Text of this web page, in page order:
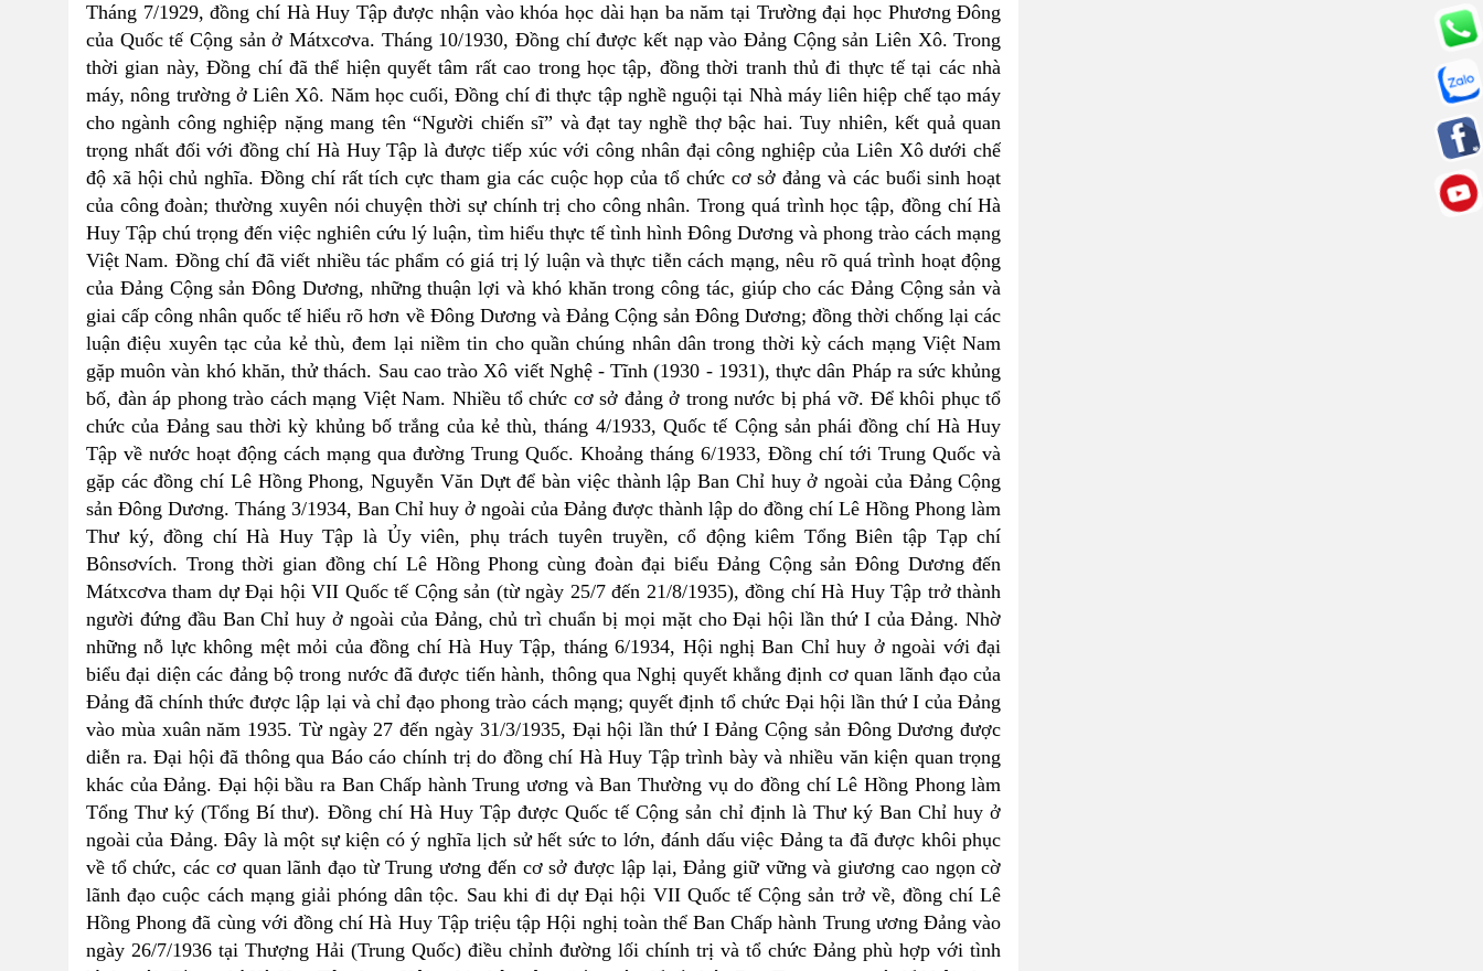
Tháng 7/1929, đồng chí Hà Huy Tập được nhận vào khóa học dài hạn ba năm tại Trường đại học Phương Đông
của Quốc tế Cộng sản ở Mátxcơva. Tháng 10/1930, Đồng chí được kết nạp vào Đảng Cộng sản Liên Xô. Trong
thời gian này, Đồng chí đã thể hiện quyết tâm rất cao trong học tập, đồng thời tranh thủ đi thực tế tại các nhà
máy, nông trường ở Liên Xô. Năm học cuối, Đồng chí đi thực tập nghề nguội tại Nhà máy liên hiệp chế tạo máy
cho ngành công nghiệp nặng mang tên “Người chiến sĩ” và đạt tay nghề thợ bậc hai. Tuy nhiên, kết quả quan
trọng nhất đối với đồng chí Hà Huy Tập là được tiếp xúc với công nhân đại công nghiệp của Liên Xô dưới chế
độ xã hội chủ nghĩa. Đồng chí rất tích cực tham gia các cuộc họp của tổ chức cơ sở đảng và các buổi sinh hoạt
của công đoàn; thường xuyên nói chuyện thời sự chính trị cho công nhân. Trong quá trình học tập, đồng chí Hà
Huy Tập chú trọng đến việc nghiên cứu lý luận, tìm hiểu thực tế tình hình Đông Dương và phong trào cách mạng
Việt Nam. Đồng chí đã viết nhiều tác phẩm có giá trị lý luận và thực tiễn cách mạng, nêu rõ quá trình hoạt động
của Đảng Cộng sản Đông Dương, những thuận lợi và khó khăn trong công tác, giúp cho các Đảng Cộng sản và
giai cấp công nhân quốc tế hiểu rõ hơn về Đông Dương và Đảng Cộng sản Đông Dương; đồng thời chống lại các
luận điệu xuyên tạc của kẻ thù, đem lại niềm tin cho quần chúng nhân dân trong thời kỳ cách mạng Việt Nam
gặp muôn vàn khó khăn, thử thách. Sau cao trào Xô viết Nghệ - Tĩnh (1930 - 1931), thực dân Pháp ra sức khủng
bố, đàn áp phong trào cách mạng Việt Nam. Nhiều tổ chức cơ sở đảng ở trong nước bị phá vỡ. Để khôi phục tổ
chức của Đảng sau thời kỳ khủng bố trắng của kẻ thù, tháng 4/1933, Quốc tế Cộng sản phái đồng chí Hà Huy
Tập về nước hoạt động cách mạng qua đường Trung Quốc. Khoảng tháng 6/1933, Đồng chí tới Trung Quốc và
gặp các đồng chí Lê Hồng Phong, Nguyễn Văn Dựt để bàn việc thành lập Ban Chỉ huy ở ngoài của Đảng Cộng
sản Đông Dương. Tháng 3/1934, Ban Chỉ huy ở ngoài của Đảng được thành lập do đồng chí Lê Hồng Phong làm
Thư ký, đồng chí Hà Huy Tập là Ủy viên, phụ trách tuyên truyền, cổ động kiêm Tổng Biên tập Tạp chí
Bônsơvích. Trong thời gian đồng chí Lê Hồng Phong cùng đoàn đại biểu Đảng Cộng sản Đông Dương đến
Mátxcơva tham dự Đại hội VII Quốc tế Cộng sản (từ ngày 25/7 đến 21/8/1935), đồng chí Hà Huy Tập trở thành
người đứng đầu Ban Chỉ huy ở ngoài của Đảng, chủ trì chuẩn bị mọi mặt cho Đại hội lần thứ I của Đảng. Nhờ
những nỗ lực không mệt mỏi của đồng chí Hà Huy Tập, tháng 6/1934, Hội nghị Ban Chỉ huy ở ngoài với đại
biểu đại diện các đảng bộ trong nước đã được tiến hành, thông qua Nghị quyết khẳng định cơ quan lãnh đạo của
Đảng đã chính thức được lập lại và chỉ đạo phong trào cách mạng; quyết định tổ chức Đại hội lần thứ I của Đảng
vào mùa xuân năm 1935. Từ ngày 27 đến ngày 31/3/1935, Đại hội lần thứ I Đảng Cộng sản Đông Dương được
diễn ra. Đại hội đã thông qua Báo cáo chính trị do đồng chí Hà Huy Tập trình bày và nhiều văn kiện quan trọng
khác của Đảng. Đại hội bầu ra Ban Chấp hành Trung ương và Ban Thường vụ do đồng chí Lê Hồng Phong làm
Tổng Thư ký (Tổng Bí thư). Đồng chí Hà Huy Tập được Quốc tế Cộng sản chỉ định là Thư ký Ban Chỉ huy ở
ngoài của Đảng. Đây là một sự kiện có ý nghĩa lịch sử hết sức to lớn, đánh dấu việc Đảng ta đã được khôi phục
về tổ chức, các cơ quan lãnh đạo từ Trung ương đến cơ sở được lập lại, Đảng giữ vững và giương cao ngọn cờ
lãnh đạo cuộc cách mạng giải phóng dân tộc. Sau khi đi dự Đại hội VII Quốc tế Cộng sản trở về, đồng chí Lê
Hồng Phong đã cùng với đồng chí Hà Huy Tập triệu tập Hội nghị toàn thể Ban Chấp hành Trung ương Đảng vào
ngày 26/7/1936 tại Thượng Hải (Trung Quốc) điều chỉnh đường lối chính trị và tổ chức Đảng phù hợp với tình